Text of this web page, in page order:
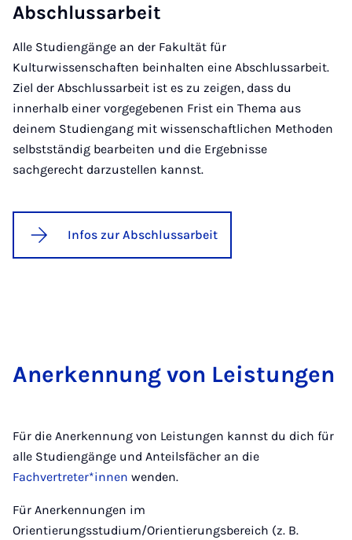
Ab­schlus­sarbeit
Alle Studiengänge an der Fakultät für
Kulturwissenschaften beinhalten eine Abschlussarbeit.
Ziel der Abschlussarbeit ist es zu zeigen, dass du
innerhalb einer vorgegebenen Frist ein Thema aus
deinem Studiengang mit wissenschaftlichen Methoden
selbstständig bearbeiten und die Ergebnisse
sachgerecht darzustellen kannst.
Infos zur Abschlussarbeit
Anerkennung von Leistungen
Für die Anerkennung von Leistungen kannst du dich für
alle Studiengänge und Anteilsfächer an die
Fachvertreter*innen wenden.
Für Anerkennungen im
Orientierungsstudium/Orientierungsbereich (z. B.